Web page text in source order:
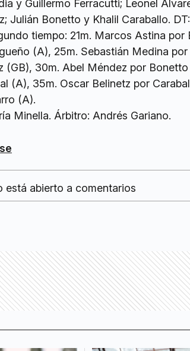
y Guillermo Ferracutti; Leonel
Julián Bonetto y Khalil Caraballo.
tiempo: 21m. Marcos Astina por
(A), 25m. Sebastián Medina por
(GB), 30m. Abel Méndez por
(A), 35m. Oscar Belinetz por
(A).
Minella. Árbitro: Andrés Gariano.
está abierto a comentarios